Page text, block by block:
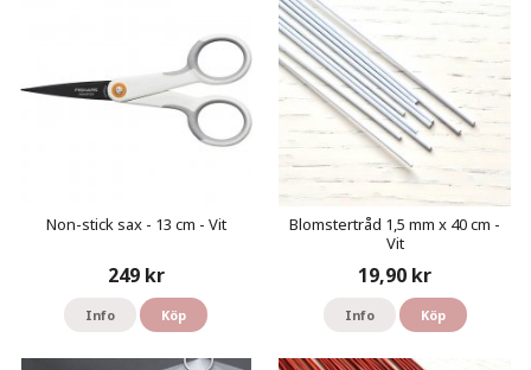
Non-stick sax - 13 cm - Vit
249 kr
Info Köp
Blomstertråd 1,5 mm x 40 cm -
Vit
19,90 kr
Info Köp